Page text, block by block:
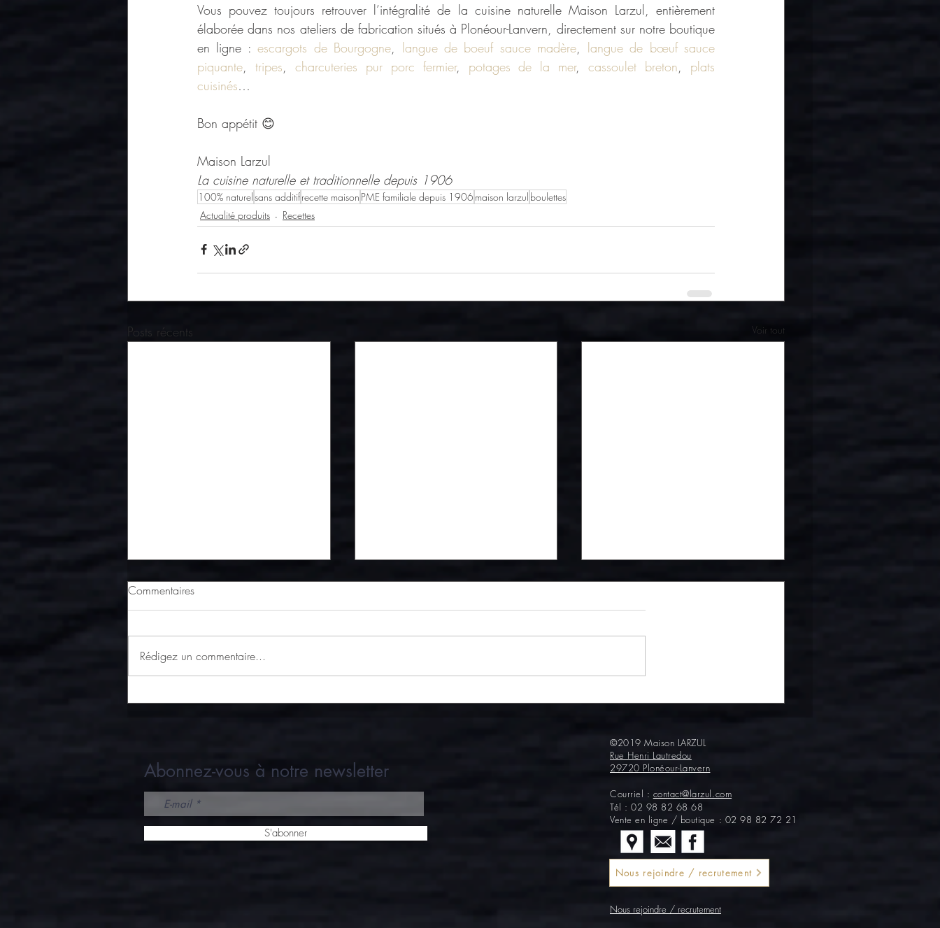
Vous pouvez toujours retrouver l’intégralité de la cuisine naturelle Maison Larzul, entièrement
élaborée dans nos ateliers de fabrication situés à Plonéour-Lanvern, directement sur notre boutique
en ligne : escargots de Bourgogne langue de boeuf sauce madère
langue de bœuf sauce
piquante
tripes charcuteries pur porc fermier, potages de la mer, cassoulet breton
plats
cuisinés…
Bon appétit 😊
Maison Larzul
La cuisine naturelle et traditionnelle depuis 1906
100% naturelsans additifrecette maison PME familiale depuis 1906 maison larzul boulettes
Actualité produits
Recettes
Posts récents Voir tout
Commentaires
Rédigez un commentaire...
Abonnez-vous à notre newsletter
S'abonner
©2019 Maison LARZUL
Rue Henri Lautredou
29720 Plonéour-Lanvern
Courriel : contact@larzul.com
Tél :02 98 82 68 68
Vente en ligne / boutique : 02 98 82 72 21
Nous rejoindre / recrutement
Nous rejoindre / recrutement